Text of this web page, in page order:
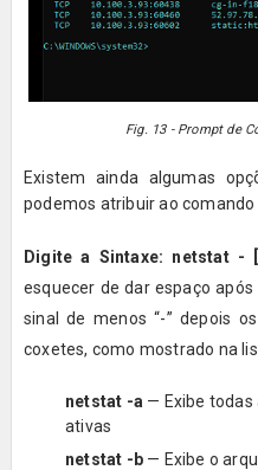
Fig. 13 - Prompt de
Existem ainda algumas
podemos atribuir ao comando
Digite a Sintaxe: netstat -
esquecer de dar espaço após
sinal de menos “-” depois
coxetes, como mostrado na
netstat -a — Exibe todas
ativas
netstat -b— Exibe o